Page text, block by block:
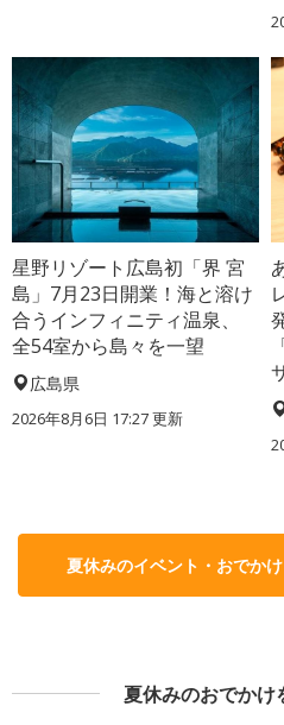
星野リゾート広島初「界 宮
島」7月23日開業！海と溶け
合うインフィニティ温泉、
全54室から島々を一望
広島県
2026年8月6日 17:27更新
夏休みのイベント・おでか
夏休みのおでかけ